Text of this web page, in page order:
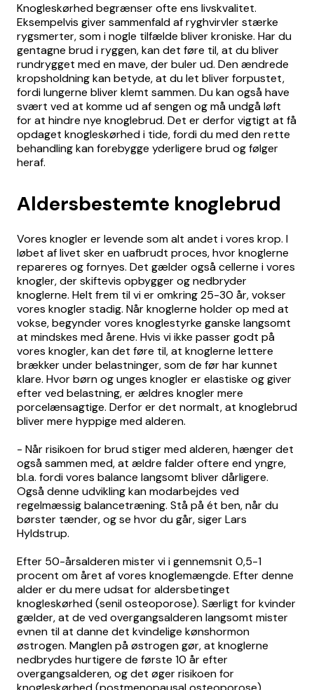
Knogleskørhed begrænser ofte ens livskvalitet.
Eksempelvis giver sammenfald af ryghvirvler stærke
rygsmerter, som i nogle tilfælde bliver kroniske. Har du
gentagne brud i ryggen, kan det føre til, at du bliver
rundrygget med en mave, der buler ud. Den ændrede
kropsholdning kan betyde, at du let bliver forpustet,
fordi lungerne bliver klemt sammen. Du kan også have
svært ved at komme ud af sengen og må undgå løft
for at hindre nye knoglebrud. Det er derfor vigtigt at få
opdaget knogleskørhed i tide, fordi du med den rette
behandling kan forebygge yderligere brud og følger
heraf.
Aldersbestemte knoglebrud
Vores knogler er levende som alt andet i vores krop. I
løbet af livet sker en uafbrudt proces, hvor knoglerne
repareres og fornyes. Det gælder også cellerne i vores
knogler, der skiftevis opbygger og nedbryder
knoglerne. Helt frem til vi er omkring 25-30 år, vokser
vores knogler stadig. Når knoglerne holder op med at
vokse, begynder vores knoglestyrke ganske langsomt
at mindskes med årene. Hvis vi ikke passer godt på
vores knogler, kan det føre til, at knoglerne lettere
brækker under belastninger, som de før har kunnet
klare. Hvor børn og unges knogler er elastiske og giver
efter ved belastning, er ældres knogler mere
porcelænsagtige. Derfor er det normalt, at knoglebrud
bliver mere hyppige med alderen.
- Når risikoen for brud stiger med alderen, hænger det
også sammen med, at ældre falder oftere end yngre,
bl.a. fordi vores balance langsomt bliver dårligere.
Også denne udvikling kan modarbejdes ved
regelmæssig balancetræning. Stå på ét ben, når du
børster tænder, og se hvor du går, siger Lars
Hyldstrup.
Efter 50-årsalderen mister vi i gennemsnit 0,5-1
procent om året af vores knoglemængde. Efter denne
alder er du mere udsat for aldersbetinget
knogleskørhed (senil osteoporose). Særligt for kvinder
gælder, at de ved overgangsalderen langsomt mister
evnen til at danne det kvindelige kønshormon
østrogen. Manglen på østrogen gør, at knoglerne
nedbrydes hurtigere de første 10 år efter
overgangsalderen, og det øger risikoen for